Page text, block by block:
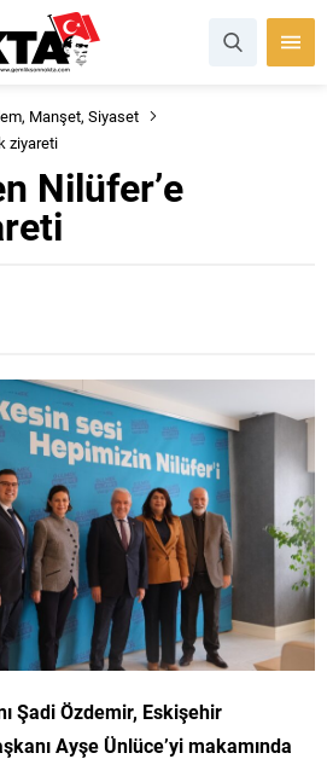
, Manşet, Siyaset
ziyareti
Nilüfer’e
Şadi Özdemir, Eskişehir
Ayşe Ünlüce’yi makamında